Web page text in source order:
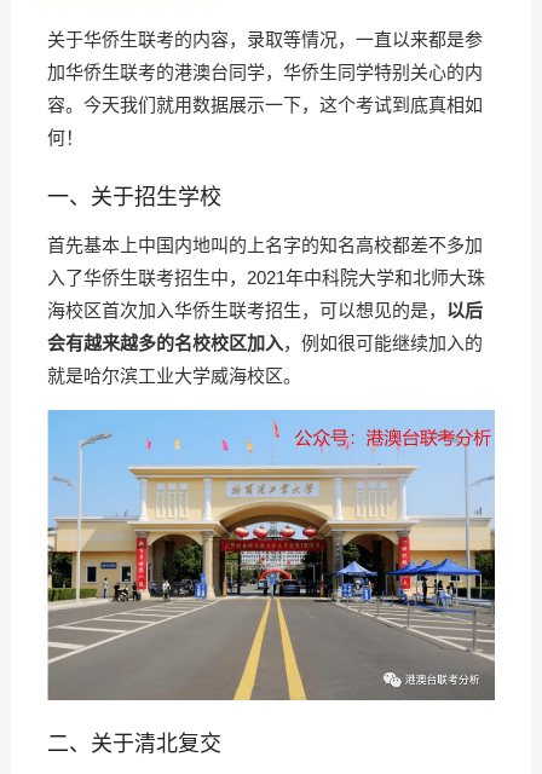
关于华侨生联考的内容，录取等情况，一直以来都是参
加华侨生联考的港澳台同学，华侨生同学特别关心的内
容。今天我们就用数据展示一下，这个考试到底真相如
何！
一、关于招生学校
首先基本上中国内地叫的上名字的知名高校都差不多加
入了华侨生联考招生中，2021年中科院大学和北师大珠
海校区首次加入华侨生联考招生，可以想见的是， 以后
会有越来越多的名校校区加入，例如很可能继续加入的
就是哈尔滨工业大学威海校区。
二、关于清北复交